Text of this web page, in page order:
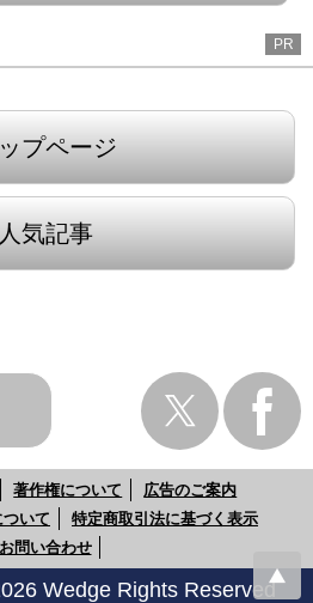
PR
プページ
人気記事
著作権について
広告のご案内
いて
特定商取引法に基づく表示
お問い合わせ
Wedge Rights Reserved